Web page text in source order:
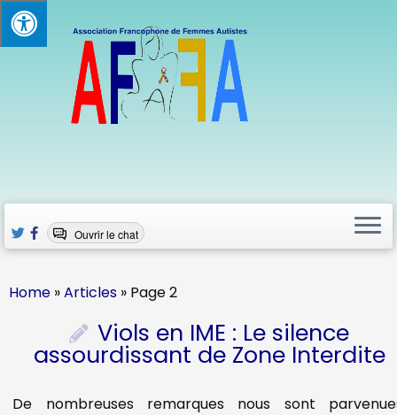
Skip
to
Ouvrir le chat
Home »Articles » Page 2
Viols en IME : Le silence
assourdissant de Zone Interdite
De nombreuses remarques nous sont